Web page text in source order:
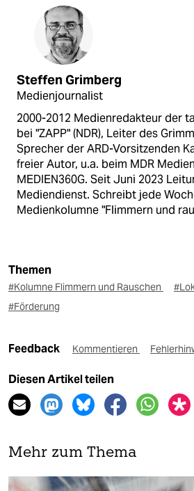
Steffen Grimberg
Medienjournalist
2000-2012 Medienredakteur der
bei "ZAPP" (NDR), Leiter des
Sprecher der ARD-Vorsitzenden
freier Autor, u.a. beim MDR
MEDIEN360G. Seit Juni 2023
Mediendienst. Schreibt jede
Medienkolumne "Flimmern und
Themen
#Kolumne Flimmern und Rauschen
#Förderung
Feedback Kommentieren
Diesen Artikel teilen
Mehr zum Thema